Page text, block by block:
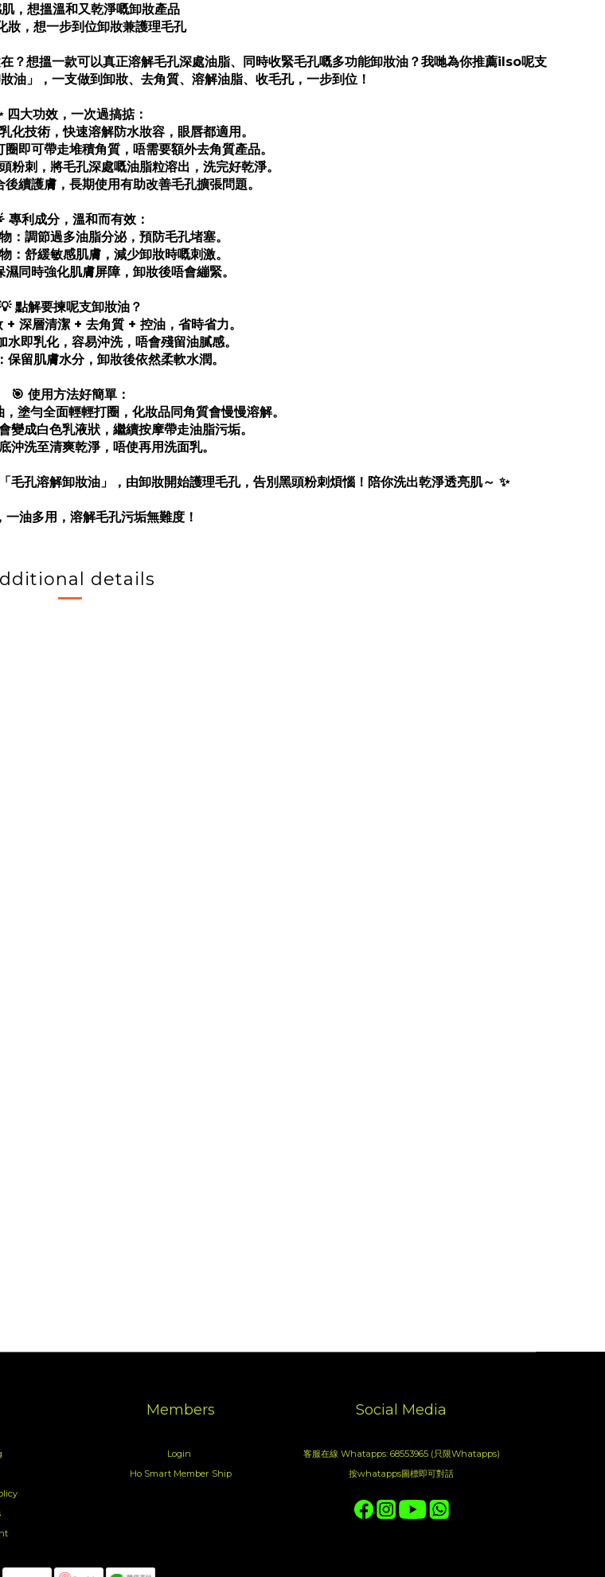
，想搵溫和又乾淨嘅卸妝產品
妝，想一步到位卸妝兼護理毛孔
？想搵一款可以真正溶解毛孔深處油脂、同時收緊毛孔嘅多功能卸妝油？我哋為你推薦ilso呢支
」，一支做到卸妝、去角質、溶解油脂、收毛孔，一步到位！
四大功效，一次過搞掂：
化技術，快速溶解防水妝容，眼唇都適用。
即可帶走堆積角質，唔需要額外去角質產品。
粉刺，將毛孔深處嘅油脂粒溶出，洗完好乾淨。
續護膚，長期使用有助改善毛孔擴張問題。
專利成分，溫和而有效：
：調節過多油脂分泌，預防毛孔堵塞。
：舒緩敏感肌膚，減少卸妝時嘅刺激。
同時強化肌膚屏障，卸妝後唔會繃緊。
點解要揀呢支卸妝油？
+ 深層清潔 + 去角質 + 控油，省時省力。
水即乳化，容易沖洗，唔會殘留油膩感。
保留肌膚水分，卸妝後依然柔軟水潤。
🎯 使用方法好簡單：
塗勻全面輕輕打圈，化妝品同角質會慢慢溶解。
成白色乳液狀，繼續按摩帶走油脂污垢。
洗至清爽乾淨，唔使再用洗面乳。
孔溶解卸妝油」，由卸妝開始護理毛孔，告別黑頭粉刺煩惱！陪你洗出乾淨透亮肌～ ✨
一油多用，溶解毛孔污垢無難度！
details
Members
Login
Ho Smart Member Ship
Social Media
客服在線 Whatapps: 68553965 (只限Whatapps)
按whatapps圖標即可對話